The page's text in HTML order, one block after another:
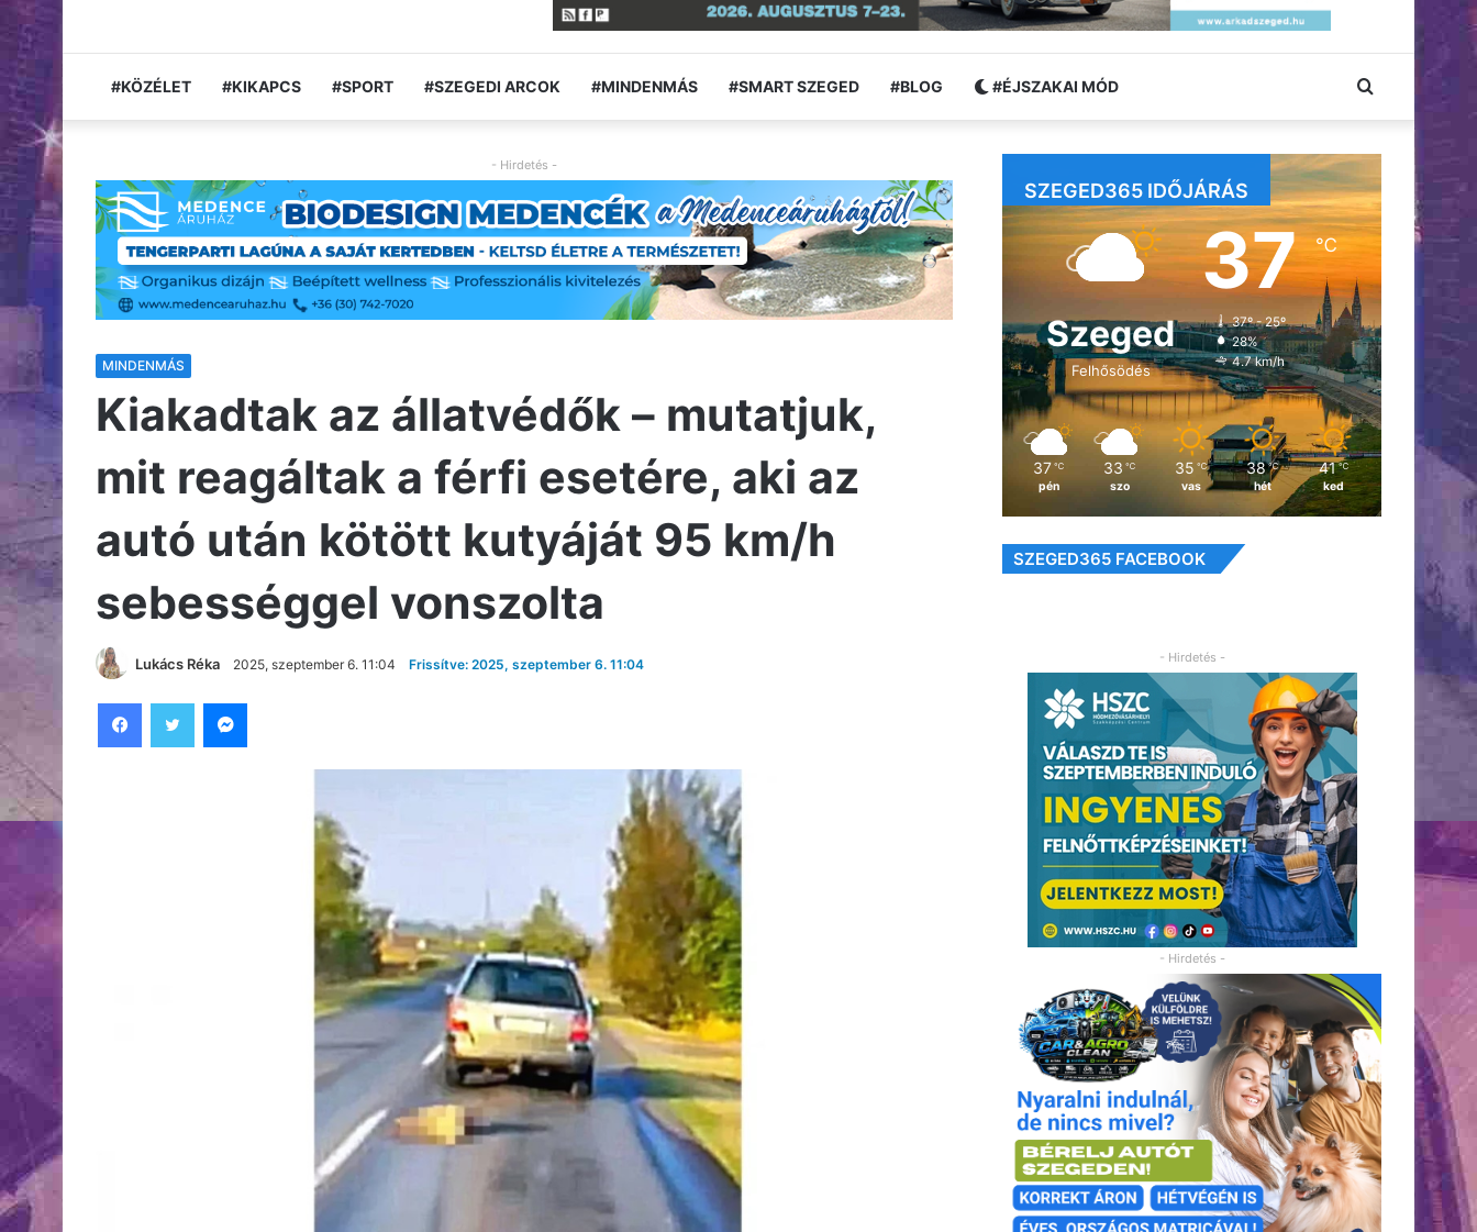
#KÖZÉLET #KIKAPCS #SPORT #SZEGEDI ARCOK #MINDENMÁS #SMART SZEGED #BLOG #ÉJSZAKAI MÓD Keresés:
- Hirdetés -
MINDENMÁS
Kiakadtak az állatvédők – mutatjuk,
mit reagáltak a férfi esetére, aki az
autó után kötött kutyáját 95 km/h
sebességgel vonszolta
Lukács Réka 2025, szeptember 6. 11:04 Frissítve: 2025, szeptember 6. 11:04
SZEGED365 IDŐJÁRÁS
Szeged
Felhősödés
37℃
37º - 25º
28%
4.7 km/h
37 ℃
pén
33 ℃
szo
35 ℃
vas
38 ℃
hét
41 ℃
ked
SZEGED365 FACEBOOK
- Hirdetés -
- Hirdetés -